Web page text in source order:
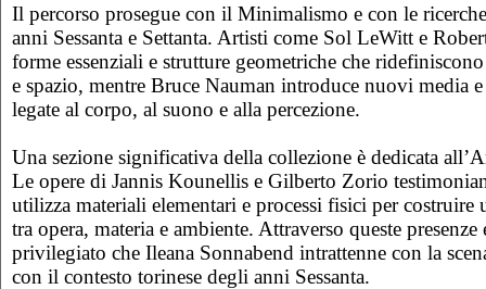
Il percorso prosegue con il Minimalismo e con le
anni Sessanta e Settanta. Artisti come Sol LeWitt e
forme essenziali e strutture geometriche che
e spazio, mentre Bruce Nauman introduce nuovi media
legate al corpo, al suono e alla percezione.
Una sezione significativa della collezione è dedicata
Le opere di Jannis Kounellis e Gilberto Zorio
utilizza materiali elementari e processi fisici per costruire
tra opera, materia e ambiente. Attraverso queste
privilegiato che Ileana Sonnabend intrattenne con la
con il contesto torinese degli anni Sessanta.